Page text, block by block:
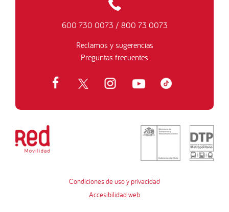
600 730 0073 / 800 73 0073
Reclamos y sugerencias
Preguntas frecuentes
Condiciones de uso y privacidad
Accesibilidad web